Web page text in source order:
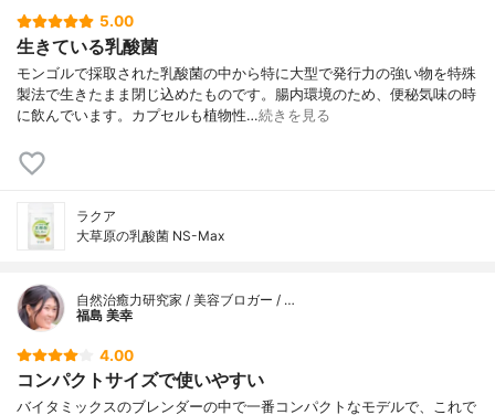
5.00
生きている乳酸菌
モンゴルで採取された乳酸菌の中から特に大型で発行力の強い物を特殊
製法で生きたまま閉じ込めたものです。腸内環境のため、便秘気味の時
に飲んでいます。カプセルも植物性…続きを見る
ラクア
大草原の乳酸菌 NS-Max
自然治癒力研究家 / 美容ブロガー / …
福島 美幸
4.00
コンパクトサイズで使いやすい
バイタミックスのブレンダーの中で一番コンパクトなモデルで、これで